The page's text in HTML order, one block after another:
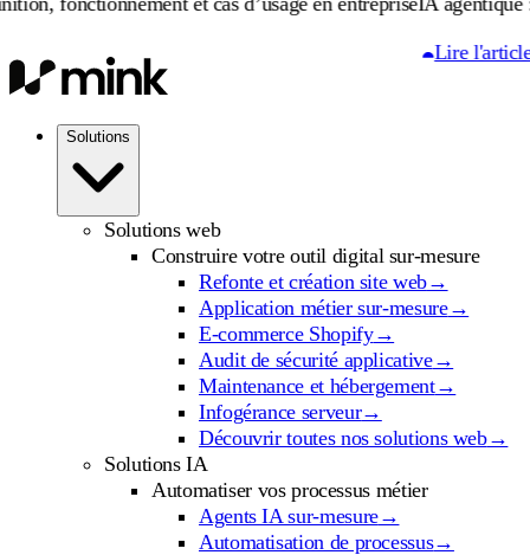
Lire l'article
Solutions
Solutions web
Construire votre outil digital sur-mesure
Refonte et création site web→
Application métier sur-mesure→
E-commerce Shopify→
Audit de sécurité applicative→
Maintenance et hébergement→
Infogérance serveur→
Découvrir toutes nos solutions web→
Solutions IA
Automatiser vos processus métier
Agents IA sur-mesure→
Automatisation de processus→